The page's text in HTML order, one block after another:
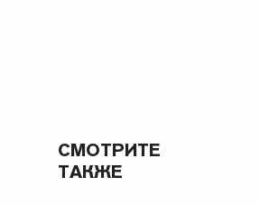
СМОТРИТЕ
ТАКЖЕ